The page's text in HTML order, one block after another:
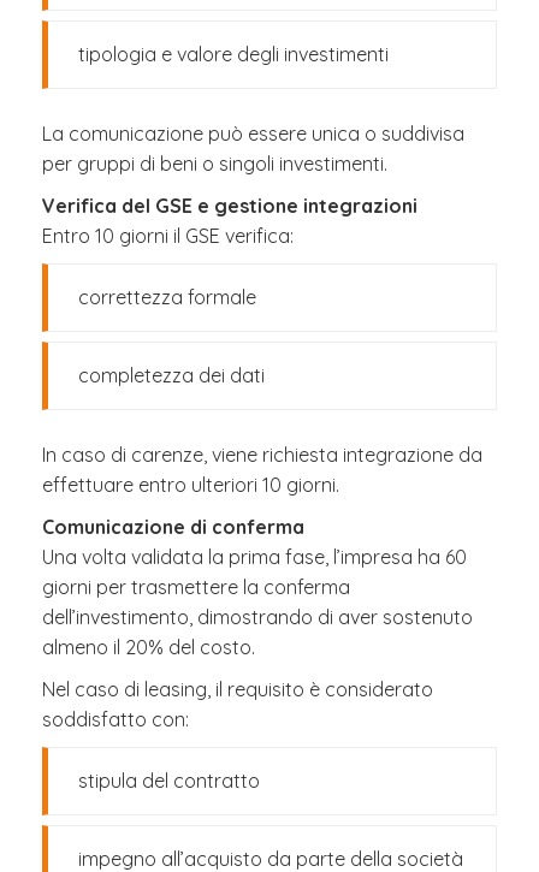
tipologia e valore degli investimenti
La comunicazione può essere unica o suddivisa
per gruppi di beni o singoli investimenti.
Verifica del GSE e gestione integrazioni
Entro 10 giorni il GSE verifica:
correttezza formale
completezza dei dati
In caso di carenze, viene richiesta integrazione da
effettuare entro ulteriori 10 giorni.
Comunicazione di conferma
Una volta validata la prima fase, l’impresa ha 60
giorni per trasmettere la conferma
dell’investimento, dimostrando di aver sostenuto
almeno il 20% del costo.
Nel caso di leasing, il requisito è considerato
soddisfatto con:
stipula del contratto
impegno all’acquisto da parte della società